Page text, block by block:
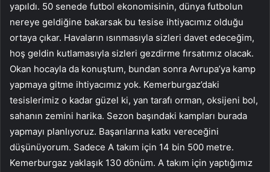
yapıldı. 50 senede futbol ekonomisinin, dünya futbolun
nereye geldiğine bakarsak bu tesise ihtiyacımız olduğu
ortaya çıkar. Havaların ısınmasıyla sizleri davet edeceğim,
hoş geldin kutlamasıyla sizleri gezdirme fırsatımız olacak.
Okan hocayla da konuştum, bundan sonra Avrupa’ya kamp
yapmaya gitme ihtiyacımız yok. Kemerburgaz’daki
tesislerimiz o kadar güzel ki, yan tarafı orman, oksijeni bol,
sahanın zemini harika. Sezon başındaki kampları burada
yapmayı planlıyoruz. Başarılarına katkı vereceğini
düşünüyorum. Sadece A takım için 14 bin 500 metre.
Kemerburgaz yaklaşık 130 dönüm. A takım için yaptığımız